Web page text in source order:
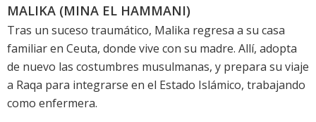
MALIKA (MINA EL HAMMANI)
Tras un suceso traumático, Malika regresa a su casa
familiar en Ceuta, donde vive con su madre. Allí, adopta
de nuevo las costumbres musulmanas, y prepara su viaje
a Raqa para integrarse en el Estado Islámico, trabajando
como enfermera.